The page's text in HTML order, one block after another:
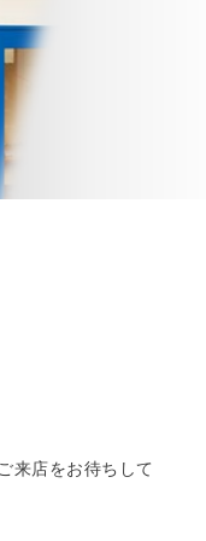
来店をお待ちして